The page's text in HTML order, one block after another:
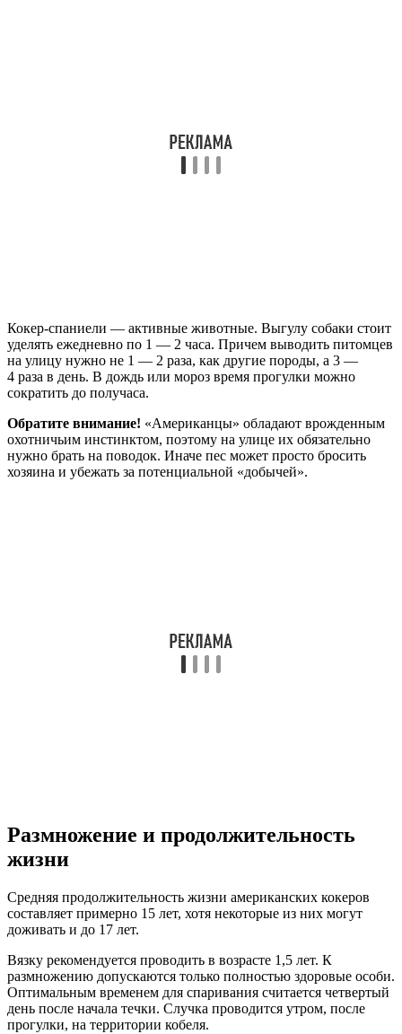
Кокер-спаниели — активные животные. Выгулу собаки стоит
уделять ежедневно по 1 — 2 часа. Причем выводить питомцев
на улицу нужно не 1 — 2 раза, как другие породы, а 3 —
4 раза в день. В дождь или мороз время прогулки можно
сократить до получаса.
Обратите внимание! «Американцы» обладают врожденным
охотничьим инстинктом, поэтому на улице их обязательно
нужно брать на поводок. Иначе пес может просто бросить
хозяина и убежать за потенциальной «добычей».
Размножение и продолжительность
жизни
Средняя продолжительность жизни американских кокеров
составляет примерно 15 лет, хотя некоторые из них могут
доживать и до 17 лет.
Вязку рекомендуется проводить в возрасте 1,5 лет. К
размножению допускаются только полностью здоровые особи.
Оптимальным временем для спаривания считается четвертый
день после начала течки. Случка проводится утром, после
прогулки, на территории кобеля.